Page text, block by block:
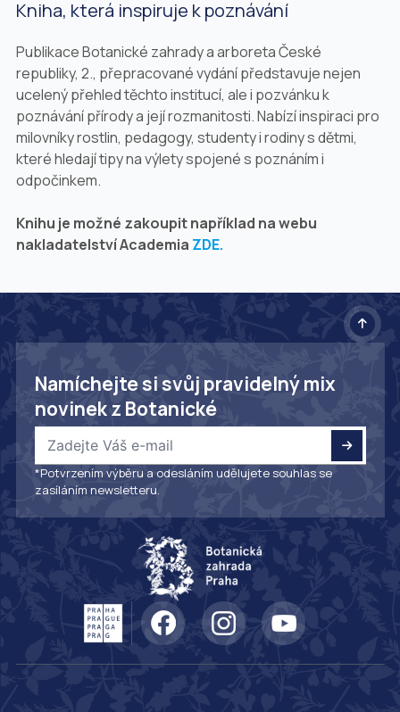
Kniha, která inspiruje k poznávání
PublikaceBotanické zahrady a arboreta České
republiky, 2., přepracované vydánípředstavuje nejen
ucelený přehled těchto institucí, ale i pozvánku k
poznávání přírody a její rozmanitosti. Nabízí inspiraci pro
milovníky rostlin, pedagogy, studenty i rodiny s dětmi,
které hledají tipy na výlety spojené s poznáním i
odpočinkem.
Knihu je možné zakoupit například na webu
nakladatelství Academia ZDE.
Namíchejte si svůj pravidelný mix
novinek z Botanické
*Potvrzením výběru a odesláním udělujete souhlas se
zasíláním newsletteru.